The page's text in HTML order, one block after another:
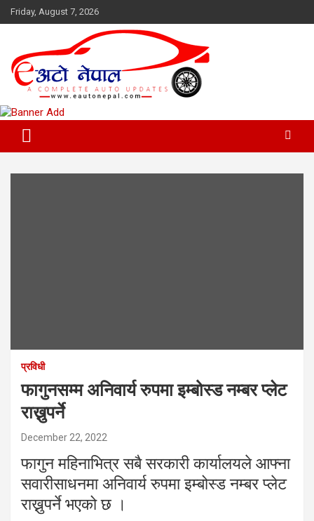
Skip
to
Friday, August 7, 2026
प्रविधी
फागुनसम्म अनिवार्य रुपमा इम्बोस्ड नम्बर प्लेट
राख्नुपर्ने
December 22, 2022
फागुन महिनाभित्र सबै सरकारी कार्यालयले आफ्ना
सवारीसाधनमा अनिवार्य रुपमा इम्बोस्ड नम्बर प्लेट
राख्नुपर्ने भएको छ ।